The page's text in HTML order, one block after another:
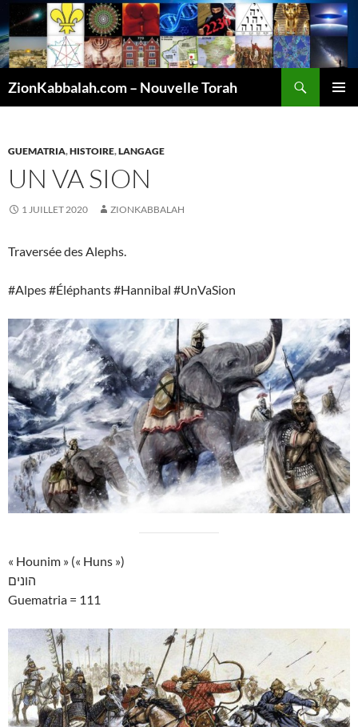
ZionKabbalah.com – Nouvelle Torah
GUEMATRIA,HISTOIRE,LANGAGE
UN VA SION
1 JUILLET 2020 ZIONKABBALAH
Traversée des Alephs.
#Alpes #Éléphants #Hannibal #UnVaSion
« Hounim » (« Huns »)
הונים
Guematria = 111